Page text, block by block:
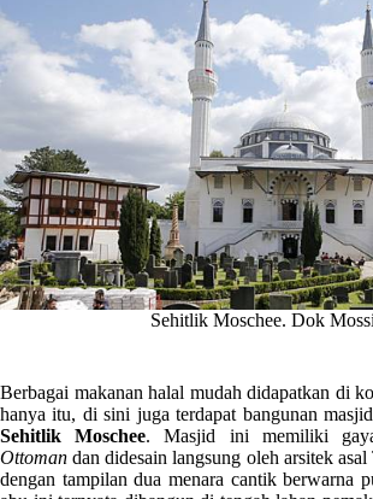
Sehitlik Moschee. Dok
Berbagai makanan halal mudah didapatkan di
hanya itu, di sini juga terdapat bangunan
Sehitlik Moschee. Masjid ini memiliki
Ottoman dan didesain langsung oleh arsitek
dengan tampilan dua menara cantik berwarna